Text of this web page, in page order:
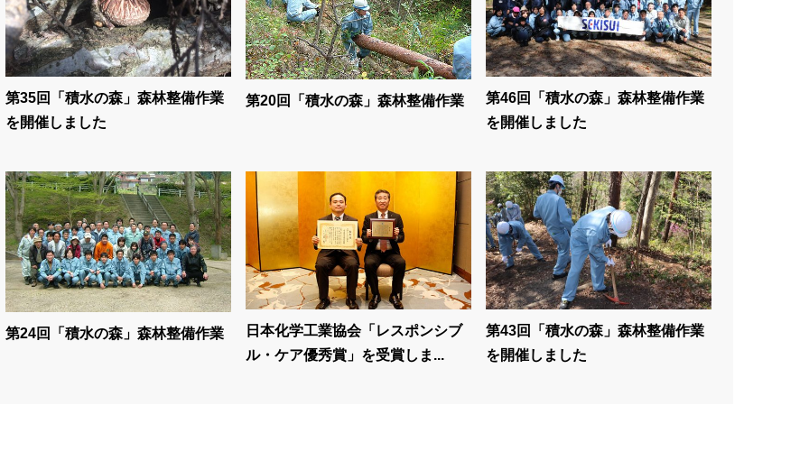
第35回「積水の森」森林整備作業
を開催しました
第20回「積水の森」森林整備作業
第46回「積水の森」森林整備作業
を開催しました
第24回「積水の森」森林整備作業
日本化学工業協会「レスポンシブ
ル・ケア優秀賞」を受賞しま...
第43回「積水の森」森林整備作業
を開催しました